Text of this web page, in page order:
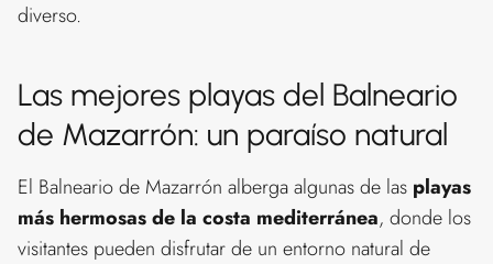
diverso.
Las mejores playas del Balneario
de Mazarrón: un paraíso natural
El Balneario de Mazarrón alberga algunas de las playas
más hermosas de la costa mediterránea, donde los
visitantes pueden disfrutar de un entorno natural de